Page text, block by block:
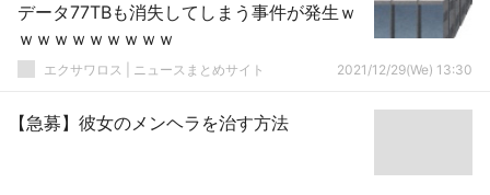
データ77TBも消失してしまう事件が発生ｗ
ｗｗｗｗｗｗｗｗｗ
エクサワロス | ニュースまとめサイト 2021/12/29(We) 13:30
【急募】彼女のメンヘラを治す方法